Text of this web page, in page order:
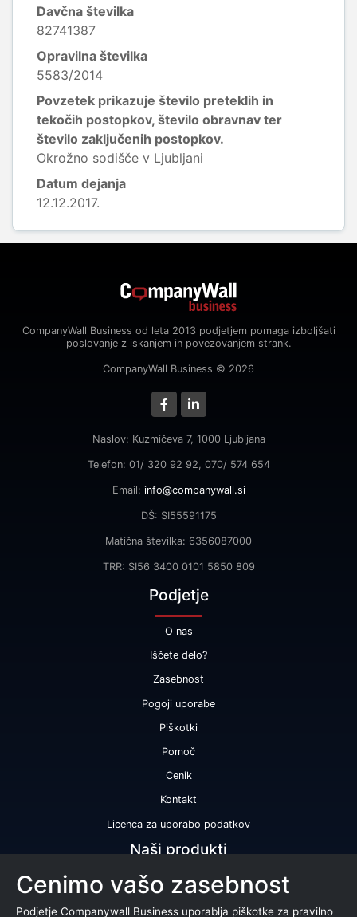
Davčna številka
82741387
Opravilna številka
5583/2014
Povzetek prikazuje število preteklih in
tekočih postopkov, število obravnav ter
število zaključenih postopkov.
Okrožno sodišče v Ljubljani
Datum dejanja
12.12.2017.
CompanyWall Business od leta 2013 podjetjem pomaga izboljšati
poslovanje z iskanjem in povezovanjem strank.
CompanyWall Business © 2026
Naslov: Kuzmičeva 7, 1000 Ljubljana
Telefon: 01/ 320 92 92, 070/ 574 654
Email: info@companywall.si
DŠ: SI55591175
Matična številka: 6356087000
TRR: SI56 3400 0101 5850 809
Podjetje
O nas
Iščete delo?
Zasebnost
Pogoji uporabe
Piškotki
Pomoč
Cenik
Kontakt
Licenca za uporabo podatkov
Naši produkti
Bonitetna ocena
Bonitetno poročilo
Cenimo vašo zasebnost
Podjetje Companywall Business uporablja piškotke za pravilno